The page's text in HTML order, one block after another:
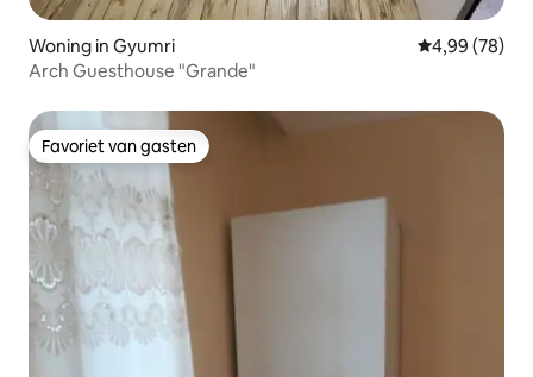
Woning in Gyumri Gemiddelde
4,99 (78)
Arch Guesthouse "Grande"
Favoriet van gasten
Favoriet van gasten